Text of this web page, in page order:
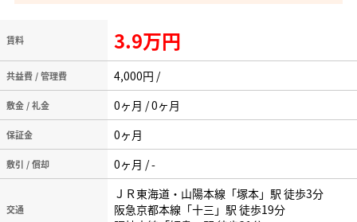
賃料 3.9万円
共益費 / 管理費 4,000円 /
敷金 / 礼金 0ヶ月 / 0ヶ月
保証金 0ヶ月
敷引 / 償却 0ヶ月 / -
交通
ＪＲ東海道・山陽本線「塚本」駅 徒歩3分
阪急京都本線「十三」駅 徒歩19分